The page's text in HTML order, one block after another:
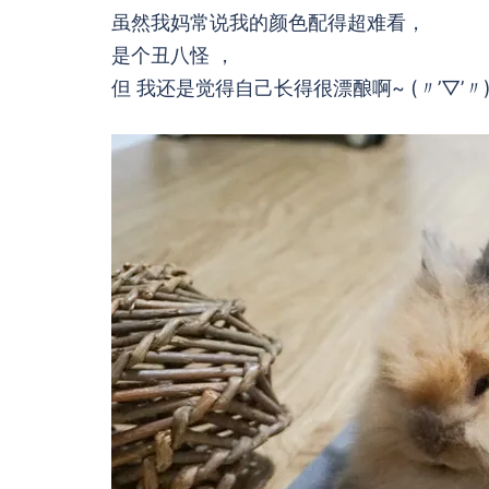
虽然我妈常说我的颜色配得超难看，
是个丑八怪 ，
但 我还是觉得自己长得很漂酿啊~ (〃’▽’〃